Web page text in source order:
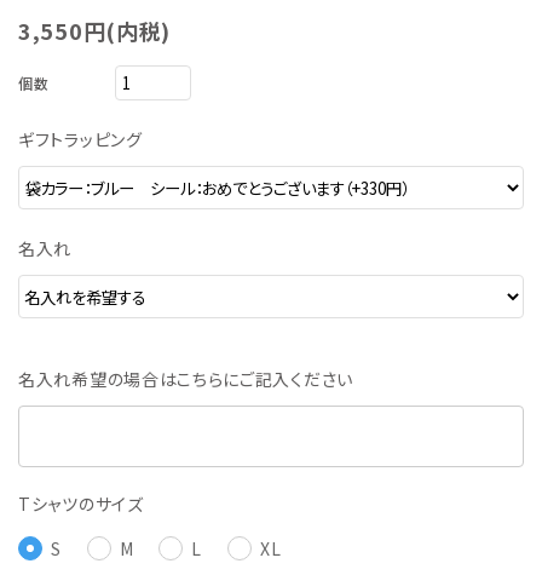
3,550円(内税)
個数
ギフトラッピング
名入れ
名入れ希望の場合はこちらにご記入ください
Tシャツのサイズ
S
M L XL